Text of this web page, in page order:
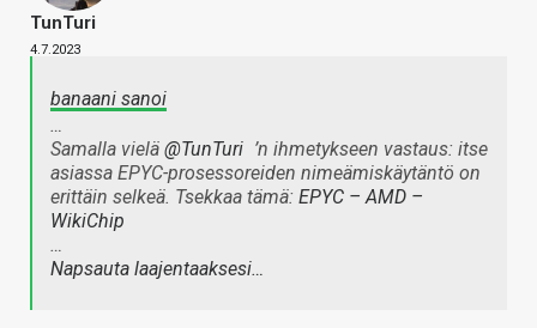
TunTuri
4.7.2023
banaani sanoi
…
Samalla vielä @TunTuri ’n ihmetykseen vastaus: itse
asiassa EPYC-prosessoreiden nimeämiskäytäntö on
erittäin selkeä. Tsekkaa tämä: EPYC – AMD –
WikiChip
…
Napsauta laajentaaksesi…